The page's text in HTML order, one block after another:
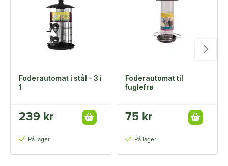
Foderautomat i stål - 3 i
1
239 kr
På lager
Foderautomat til
fuglefrø
75 kr
På lager